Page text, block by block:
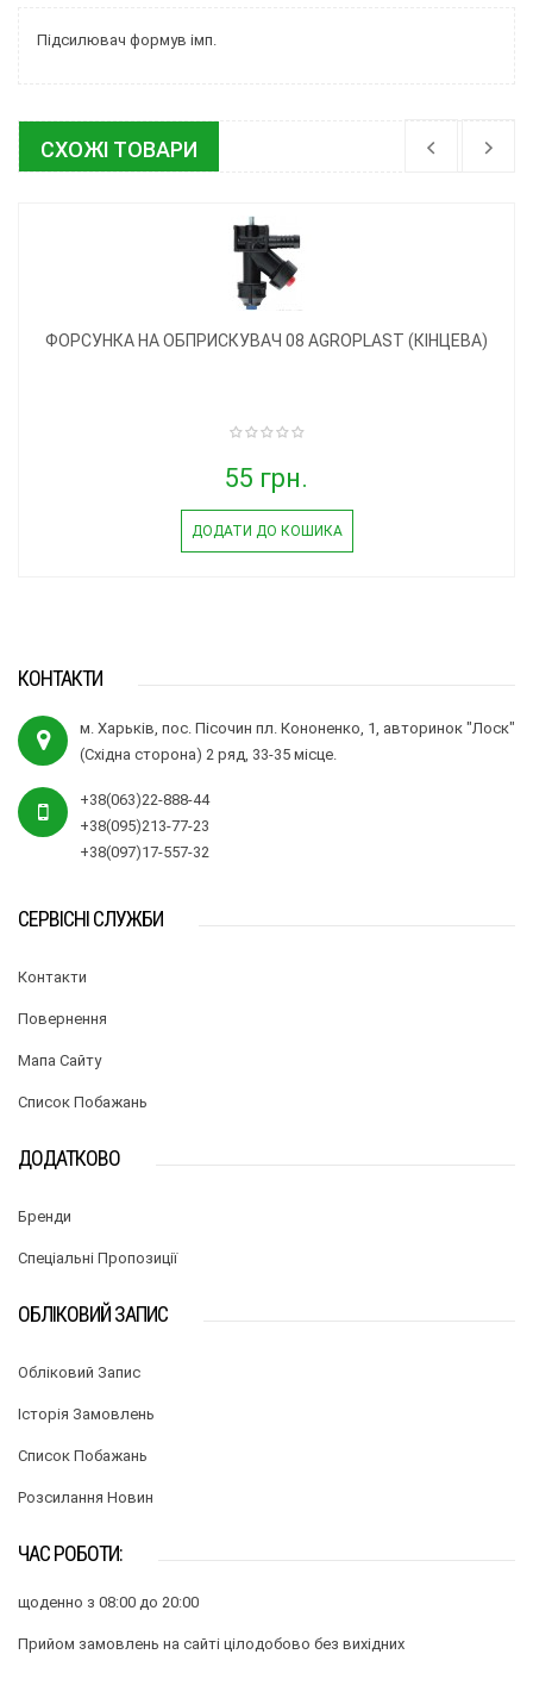
Підсилювач формув імп.
СХОЖІ ТОВАРИ
ФОРСУНКА НА ОБПРИСКУВАЧ 08 AGROPLAST (КІНЦЕВА)
55 грн.
ДОДАТИ ДО КОШИКА
КОНТАКТИ
м. Харьків, пос. Пісочин пл. Кононенко, 1, авторинок "Лоск"
(Східна сторона) 2 ряд, 33-35 місце.
+38(063)22-888-44
+38(095)213-77-23
+38(097)17-557-32
СЕРВІСНІ СЛУЖБИ
Контакти
Повернення
Мапа Сайту
Список Побажань
ДОДАТКОВО
Бренди
Спеціальні Пропозиції
ОБЛІКОВИЙ ЗАПИС
Обліковий Запис
Історія Замовлень
Список Побажань
Розсилання Новин
ЧАС РОБОТИ:
щоденно з 08:00 до 20:00
Прийом замовлень на сайті цілодобово без вихідних